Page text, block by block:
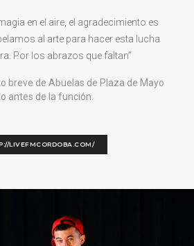
en el aire, el agradecimiento es
al arte para hacer esta lucha
Por los abrazos que faltan”
breve de Abuelas de Plaza de Mayo
antes de la función.
LIVEFMCORDOBA.COM/